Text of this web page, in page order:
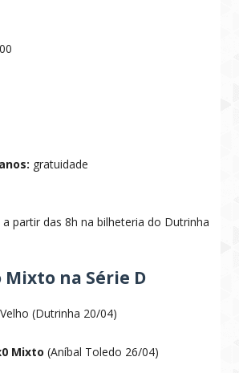
gratuidade
a partir das 8h na bilheteria do Dutrinha
na Série D
Velho (Dutrinha 20/04)
Mixto (Aníbal Toledo 26/04)